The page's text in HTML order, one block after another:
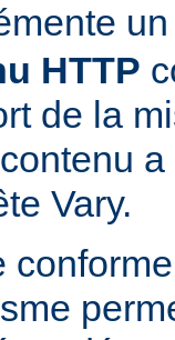
HTTP
de la
Vary.